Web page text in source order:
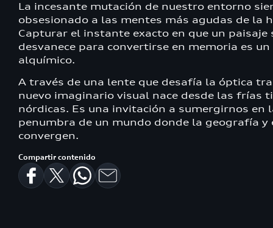
La incesante mutación de nuestro entorno
obsesionado a las mentes más agudas de la
Capturar el instante exacto en que un paisaje
desvanece para convertirse en memoria es
alquímico.
A través de una lente que desafía la óptica
nuevo imaginario visual nace desde las frías
nórdicas. Es una invitación a sumergirnos en
penumbra de un mundo donde la geografía y
convergen.
Compartir contenido